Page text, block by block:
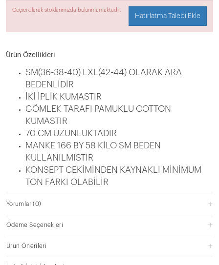
Geçici olarak stoklarımızda bulunmamaktadır.
Hatırlatma Talebi Ekle
Ürün Özellikleri
SM(36-38-40) LXL(42-44) OLARAK ARA
BEDENLİDİR
İKİ İPLİK KUMASTIR
GÖMLEK TARAFI PAMUKLU COTTON
KUMASTIR
70 CM UZUNLUKTADIR
MANKE 166 BY 58 KİLO SM BEDEN
KULLANILMISTIR
KONSEPT CEKİMİNDEN KAYNAKLI MİNİMUM
TON FARKI OLABİLİR
Yorumlar(0)
Ödeme Seçenekleri
Ürün Önerileri